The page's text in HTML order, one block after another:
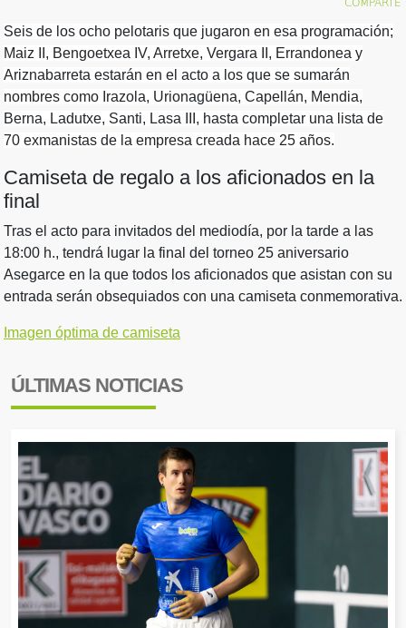
Seis de los ocho pelotaris que jugaron en esa programación;
Maiz II, Bengoetxea IV, Arretxe, Vergara II, Errandonea y
Ariznabarreta estarán en el acto a los que se sumarán
nombres como Irazola, Urionagüena, Capellán, Mendia,
Berna, Ladutxe, Santi, Lasa III, hasta completar una lista de
70 exmanistas de la empresa creada hace 25 años.
Camiseta de regalo a los aficionados en la
final
Tras el acto para invitados del mediodía, por la tarde a las
18:00 h., tendrá lugar la final del torneo 25 aniversario
Asegarce en la que todos los aficionados que asistan con su
entrada serán obsequiados con una camiseta conmemorativa.
Imagen óptima de camiseta
ÚLTIMAS NOTICIAS